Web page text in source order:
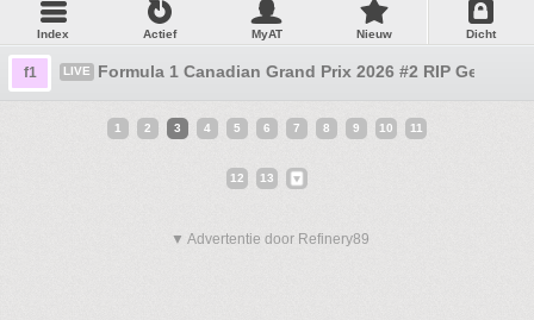
Index Actief MyAT Nieuw Dicht
f1 LIVE Formula 1 Canadian Grand Prix 2026 #2 RIP Gerrit
1 2 3 4 5 6 7 8 9 10 11
12 13
▼ Advertentie door Refinery89